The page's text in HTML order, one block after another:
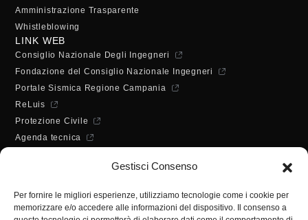
Gestisci Consenso
Per fornire le migliori esperienze, utilizziamo tecnologie come i cookie per
memorizzare e/o accedere alle informazioni del dispositivo. Il consenso a
Amministrazione Trasparente
Whistleblowing
LINK WEB
Consiglio Nazionale Degli Ingegneri
Fondazione del Consiglio Nazionale Ingegneri
Portale Sismica Regione Campania
ReLuis
Protezione Civile
Agenda tecnica
ORARI DI APERTURA
10:00 - 12:00
Martedì - Giovedì: